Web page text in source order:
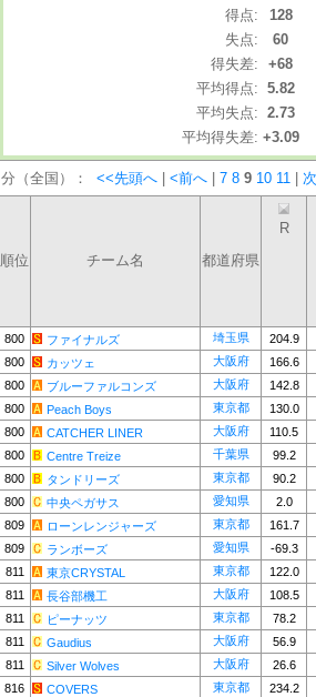
得点:
128
失点:
60
得失差:
+68
平均得点: 5.82
平均失点: 2.73
平均得失差: +3.09
分（全国）： <<先頭へ <前へ 7 8 9 10 11
順位 チーム名 都道府県
R
800 ファイナルズ 埼玉県
204.9
800
カッツェ 大阪府
166.6
800
ブルーファルコンズ 大阪府
142.8
800
Peach Boys 東京都
130.0
800
CATCHER LINER 大阪府
110.5
800
Centre Treize 千葉県
99.2
800
タンドリーズ 東京都
90.2
800
中央ペガサス 愛知県
2.0
809
ローンレンジャーズ 東京都
161.7
809
ランボーズ 愛知県
-69.3
811
東京CRYSTAL 東京都
122.0
811
長谷部機工 大阪府
108.5
811
ピーナッツ 東京都
78.2
811
Gaudius 大阪府
56.9
811
Silver Wolves 大阪府
26.6
816
COVERS 東京都
234.2